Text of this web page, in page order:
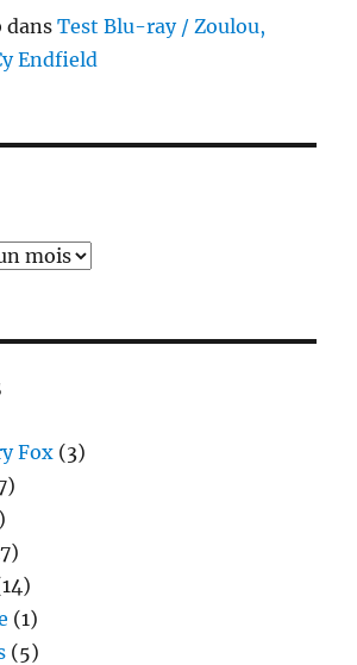
dansTest Blu-ray / Zoulou,
Endfield
Fox (3)
(1)
(5)